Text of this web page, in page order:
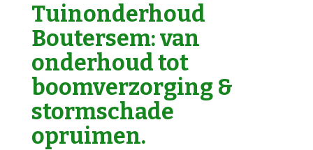
Tuinonderhoud
Boutersem: van
onderhoud tot
boomverzorging &
stormschade
opruimen.